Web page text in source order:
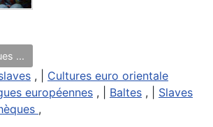
...
, | Cultures euro orientale
européennes , | Baltes , | Slaves
,